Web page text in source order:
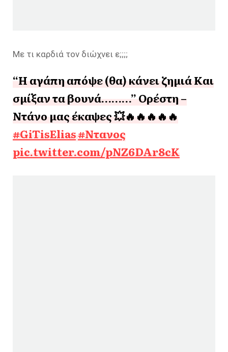
Με τι καρδιά τον διώχνει ε;;;;
“Η αγάπη απόψε (θα) κάνει ζημιά Και
σμίξαν τα βουνά………” Ορέστη –
Ντάνο μας έκαψες 💥🔥🔥🔥🔥🔥
#GiTisElias#Ντανος
pic.twitter.com/pNZ6DAr8cK